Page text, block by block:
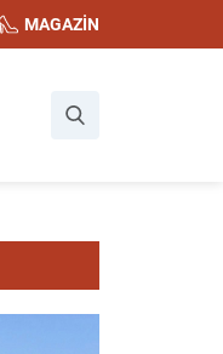
MAGAZİN